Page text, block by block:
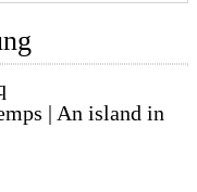
| An island in